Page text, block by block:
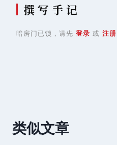
撰 写 手 记
暗房门已锁，请先 登录 或 注册
类似文章